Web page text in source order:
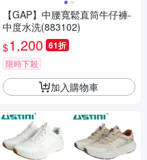
【GAP】中腰寬鬆直筒牛仔褲-
中度水洗(883102)
$1,200 61折
限時下殺
加入購物車